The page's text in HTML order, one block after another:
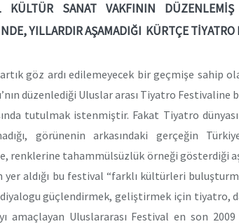
KÜLTÜR SANAT VAKFININ
YILLARDIR AŞAMADIĞI KÜRTÇE
artık göz ardı edilemeyecek bir geçmişe sahip
düzenlediği Uluslar arası Tiyatro Festivaline
tutulmak istenmiştir. Fakat Tiyatro
görünenin arkasındaki gerçeğin
renklerine tahammülsüzlük örneği gösterdiği
yer aldığı bu festival “farklı kültürleri
diyalogu güçlendirmek, geliştirmek için tiyatro,
amaçlayan Uluslararası Festival en son